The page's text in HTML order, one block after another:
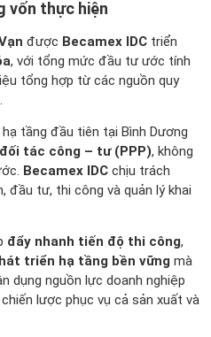
vốn thực hiện
được Becamex IDC triển
, với tổng mức đầu tư ước tính
tổng hợp từ các nguồn quy
tầng đầu tiên tại Bình Dương
đối tác công – tư (PPP), không
Becamex IDC chịu trách
đầu tư, thi công và quản lý khai
đẩy nhanh tiến độ thi công,
triển hạ tầng bền vững mà
dụng nguồn lực doanh nghiệp
lược phục vụ cả sản xuất và